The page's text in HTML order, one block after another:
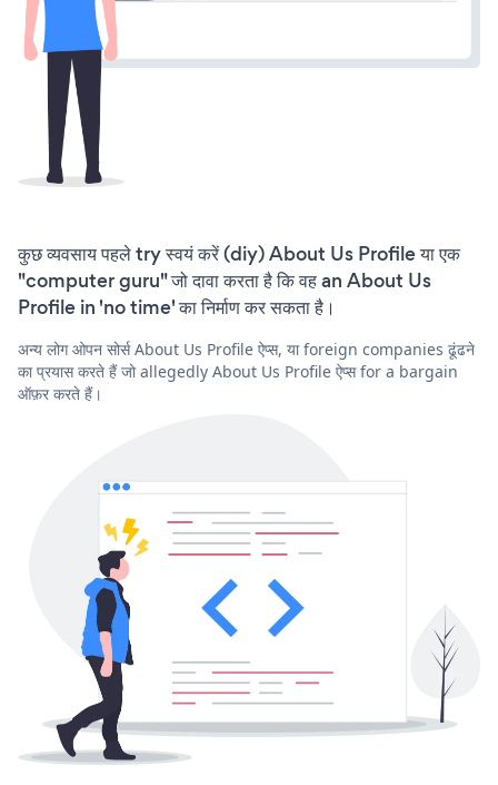
कुछ व्यवसाय पहले try स्वयं करें (diy) About Us Profile या एक
"computer guru" जो दावा करता है कि वह an About Us
Profile in 'no time' का निर्माण कर सकता है।
अन्य लोग ओपन सोर्स About Us Profile ऐप्स, या foreign companies ढूंढने
का प्रयास करते हैं जो allegedly About Us Profile ऐप्स for a bargain
ऑफ़र करते हैं।